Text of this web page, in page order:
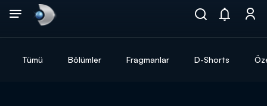
Tümü Bölümler Fragmanlar D-Shorts